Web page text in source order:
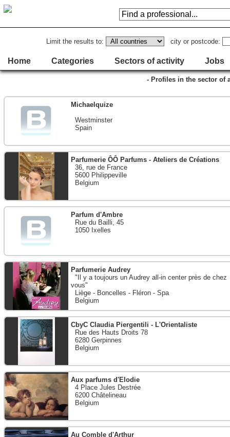
Limit the results to: city or postcode:
Home Categories Sectors of activity Jobs
- Profiles in the sector of
Michaelquize
Westminster
Spain
Parfumerie ÔÔ Parfums - Ateliers de Créations
36, rue de France
5600 Philippeville
Belgium
Parfum d'Ambre
Rue du Bailli, 45
1050 Ixelles
Parfumerie Audrey
"Il y a toujours un Audrey all-in center près de chez
vous"
Liège - Boncelles - Fléron - Spa
Belgium
CbyC Claudia Piergentili - L'Orientaliste
Rue des Hauts Droits 78
6280 Gerpinnes
Belgium
Aux parfums d'Elodie
4 Place Jules Destrée
6200 Châtelineau
Belgium
Au Comble d'Arthur